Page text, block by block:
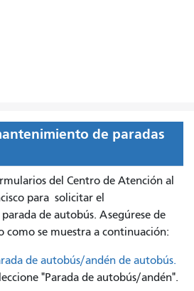
de paradas
del Centro de Atención al
para solicitar el
de autobús. Asegúrese de
se muestra a continuación:
de autobús/andén de autobús.
"Parada de autobús/andén".